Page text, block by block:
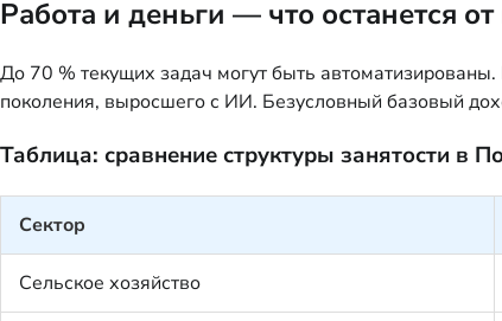
Работа и деньги — что останется
До 70 % текущих задач могут быть
поколения, выросшего с ИИ. Безусловный базовый
Таблица: сравнение структуры занятости в
Сектор
Сельское хозяйство